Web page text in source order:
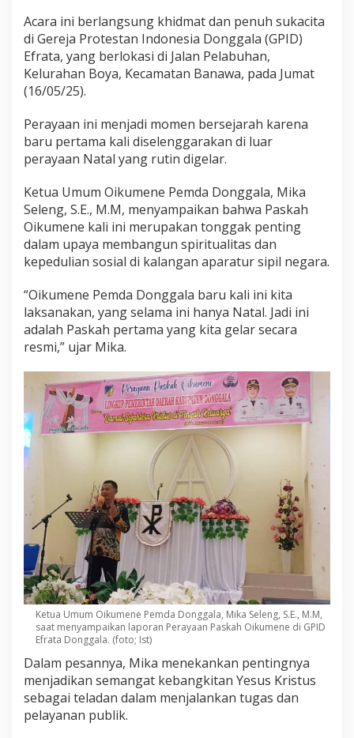
i
k
u
m
e
e
r
d
n
a
P
e
n
S
u
k
i
t
a
d
a
a
n
g
P
e
l
a
y
a
n
a
n
Acara ini berlangsung khidmat dan penuh sukacita
di Gereja Protestan Indonesia Donggala (GPID)
Efrata, yang berlokasi di Jalan Pelabuhan,
Kelurahan Boya, Kecamatan Banawa, pada Jumat
(16/05/25).
Perayaan ini menjadi momen bersejarah karena
baru pertama kali diselenggarakan di luar
perayaan Natal yang rutin digelar.
Ketua Umum Oikumene Pemda Donggala, Mika
Seleng, S.E., M.M, menyampaikan bahwa Paskah
Oikumene kali ini merupakan tonggak penting
dalam upaya membangun spiritualitas dan
kepedulian sosial di kalangan aparatur sipil negara.
“Oikumene Pemda Donggala baru kali ini kita
laksanakan, yang selama ini hanya Natal. Jadi ini
adalah Paskah pertama yang kita gelar secara
resmi,” ujar Mika.
Ketua Umum Oikumene Pemda Donggala, Mika Seleng, S.E., M.M,
saat menyampaikan laporan Perayaan Paskah Oikumene di GPID
Efrata Donggala. (foto; Ist)
Dalam pesannya, Mika menekankan pentingnya
menjadikan semangat kebangkitan Yesus Kristus
sebagai teladan dalam menjalankan tugas dan
pelayanan publik.